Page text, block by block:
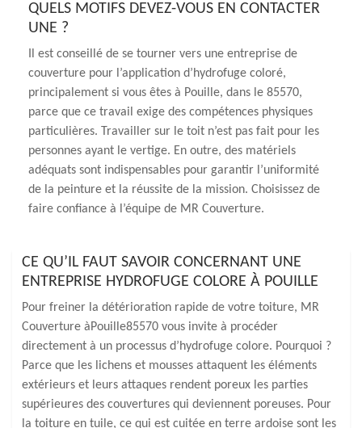
QUELS MOTIFS DEVEZ-VOUS EN CONTACTER
UNE ?
Il est conseillé de se tourner vers une entreprise de
couverture pour l’application d’hydrofuge coloré,
principalement si vous êtes à Pouille, dans le 85570,
parce que ce travail exige des compétences physiques
particulières. Travailler sur le toit n’est pas fait pour les
personnes ayant le vertige. En outre, des matériels
adéquats sont indispensables pour garantir l’uniformité
de la peinture et la réussite de la mission. Choisissez de
faire confiance à l’équipe de MR Couverture.
CE QU’IL FAUT SAVOIR CONCERNANT UNE
ENTREPRISE HYDROFUGE COLORE À POUILLE
Pour freiner la détérioration rapide de votre toiture, MR
Couverture àPouille85570 vous invite à procéder
directement à un processus d’hydrofuge colore. Pourquoi ?
Parce que les lichens et mousses attaquent les éléments
extérieurs et leurs attaques rendent poreux les parties
supérieures des couvertures qui deviennent poreuses. Pour
la toiture en tuile, ce qui est cuitée en terre ardoise sont les